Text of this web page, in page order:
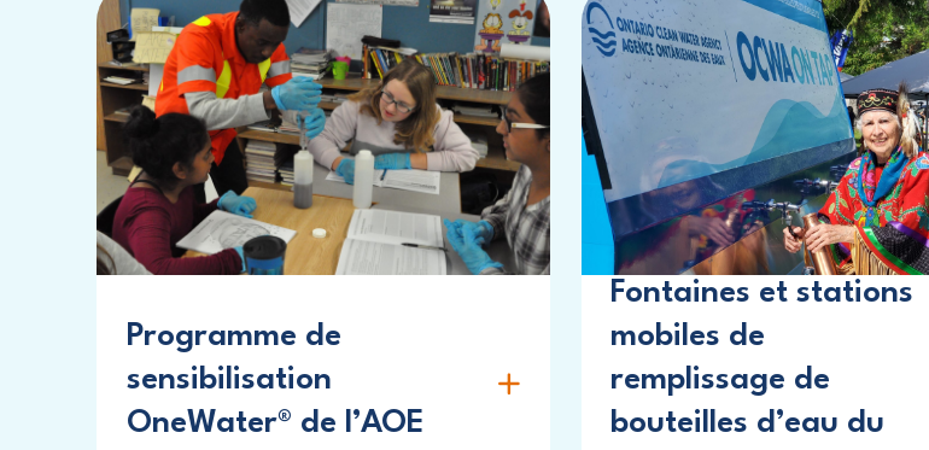
Programme de
sensibilisation
OneWater® de l’AOE
Fontaines et stations
mobiles de
remplissage de
bouteilles d’eau du